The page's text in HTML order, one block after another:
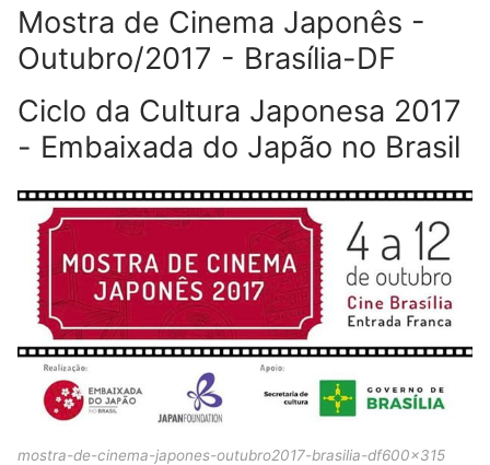
Mostra de Cinema Japonês -
Outubro/2017 - Brasília-DF
Ciclo da Cultura Japonesa 2017
- Embaixada do Japão no Brasil
mostra-de-cinema-japones-outubro2017-brasilia-df600x315